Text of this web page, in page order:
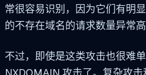
常很容易识别，因为它们有明
的不存在域名的请求数量异常高
不过，即使是这类攻击也很难